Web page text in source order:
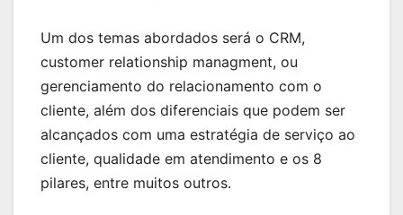
Um dos temas abordados será o CRM,
customer relationship managment, ou
gerenciamento do relacionamento com o
cliente, além dos diferenciais que podem ser
alcançados com uma estratégia de serviço ao
cliente, qualidade em atendimento e os 8
pilares, entre muitos outros.